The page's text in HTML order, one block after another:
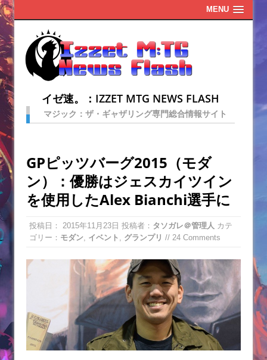
MENU
イゼ速。：IZZET MTG NEWS FLASH
マジック：ザ・ギャザリング専門総合情報サイト
GPピッツバーグ2015（モダ
ン）：優勝はジェスカイツイン
を使用したAlex Bianchi選手に
投稿日： 2015年11月23日 投稿者： タソガレ＠管理人 カテ
ゴリー： モダン イベント グランプリ // 24 Comments